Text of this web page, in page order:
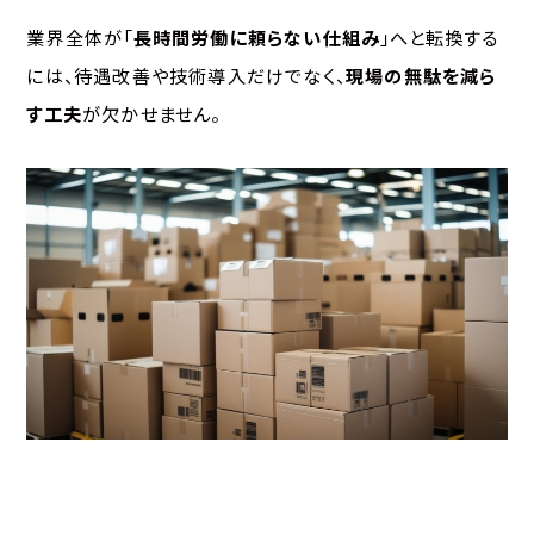
業界全体が「長時間労働に頼らない仕組み」へと転換する
には、待遇改善や技術導入だけでなく、現場の無駄を減ら
す工夫が欠かせません。